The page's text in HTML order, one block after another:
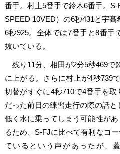
番手。村上5番手で鈴木6番手。
SPEED 10VED）の6秒431と宇髙
6秒925。全体では7番手と8番手
抜いている。
残り11分、相田が2分5秒469で
に上がる。さらに村上が4秒739
切替がすぐに4秒710で4番手を
だった前日の練習走行の際の話
低く水に乗ってしまう可能性が
るため、S-FJに比べて有利なコ
ているという声があったが、